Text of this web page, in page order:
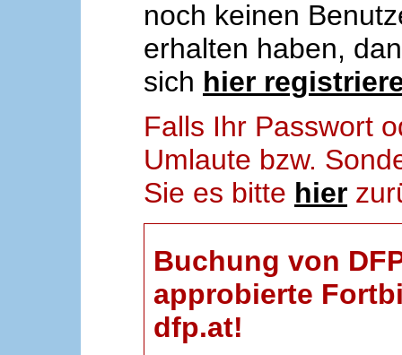
noch keinen
erhalten haben,
sich hier
Falls Ihr Passwort
Umlaute bzw.
Sie es bitte hier
Buchung von
approbierte
dfp.at!